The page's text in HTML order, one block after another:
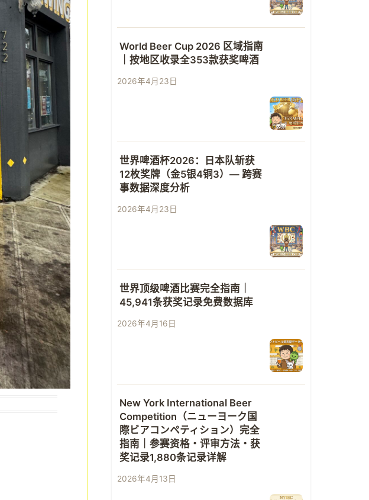
World Beer Cup 2026 区域指南
｜按地区收录全353款获奖啤酒
2026年4月23日
世界啤酒杯2026：日本队斩获
12枚奖牌（金5银4铜3）— 跨赛
事数据深度分析
2026年4月23日
世界顶级啤酒比赛完全指南｜
45,941条获奖记录免费数据库
2026年4月16日
New York International Beer
Competition（ニューヨーク国
際ビアコンペティション）完全
指南｜参赛资格・评审方法・获
奖记录1,880条记录详解
2026年4月13日